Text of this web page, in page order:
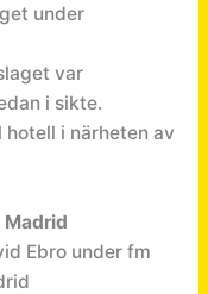
under
var
i sikte.
i närheten av
Ebro under fm